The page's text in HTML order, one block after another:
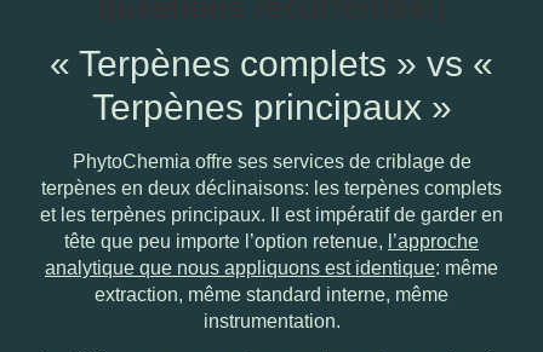
« Terpènes complets » vs «
Terpènes principaux »
PhytoChemia offre ses services de criblage de
terpènes en deux déclinaisons: les terpènes complets
et les terpènes principaux. Il est impératif de garder en
tête que peu importe l’option retenue, l’approche
analytique que nous appliquons est identique: même
extraction, même standard interne, même
instrumentation.